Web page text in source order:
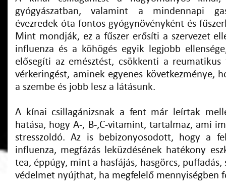
gyógyászatban, valamint a mindennapi
évezredek óta fontos gyógynövényként és
Mint mondják, ez a fűszer erősíti a szervezet
influenza és a köhögés egyik legjobb
elősegíti az emésztést, csökkenti a
vérkeringést, aminek egyenes következménye,
a szembe és jobb lesz a látásunk.
A kínai csillagánizsnak a fent már leírtak
hatása, hogy A-, B-,C-vitamint, tartalmaz, ami
stresszoldó. Az is bebizonyosodott, hogy a
influenza, megfázás leküzdésének hatékony
tea, éppúgy, mint a hasfájás, hasgörcs, puffadás,
védelmet nyújthat, ha megfelelő mennyiségben